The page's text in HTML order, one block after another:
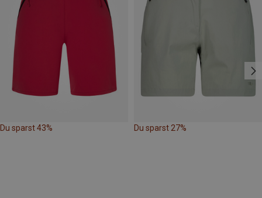
Du sparst 43% Du sparst 27%